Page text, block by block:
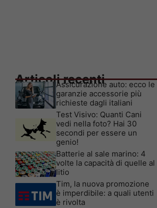
Articoli recenti
Assicurazione auto: ecco le
garanzie accessorie più
richieste dagli italiani
Test Visivo: Quanti Cani
vedi nella foto? Hai 30
secondi per essere un
genio!
Batterie al sale marino: 4
volte la capacità di quelle al
litio
Tim, la nuova promozione
è imperdibile: a quali utenti
è rivolta